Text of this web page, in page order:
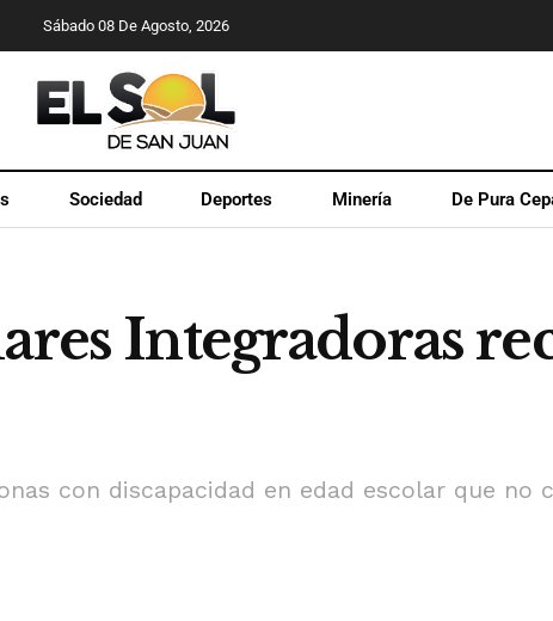
Sábado 08 De Agosto, 2026
Sociedad Deportes Minería De Pura
Integradoras
con discapacidad en edad escolar que